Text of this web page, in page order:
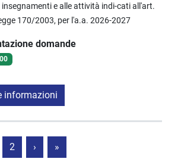
e alle attività indi-cati all'art.
170/2003, per l'a.a. 2026-2027
domande
informazioni
2 › »